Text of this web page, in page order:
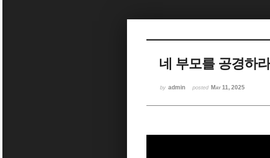
네 부모를 공경하
by admin posted May 11, 2025
Sketchbook5, 스케치북5
Sketchbook5, 스케치북5